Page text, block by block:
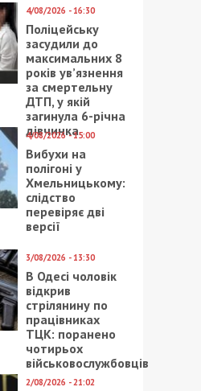
4/08/2026 - 16:30
Поліцейську
засудили до
максимальних 8
років ув’язнення
за смертельну
ДТП, у якій
загинула 6-річна
дівчинка
4/08/2026 - 15:00
Вибухи на
полігоні у
Хмельницькому:
слідство
перевіряє дві
версії
3/08/2026 - 13:30
В Одесі чоловік
відкрив
стрілянину по
працівниках
ТЦК: поранено
чотирьох
військовослужбовців
2/08/2026 - 21:02